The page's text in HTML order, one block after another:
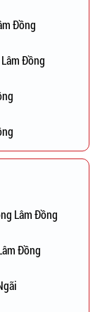
Đồng
Đồng
Lâm Đồng
Đồng